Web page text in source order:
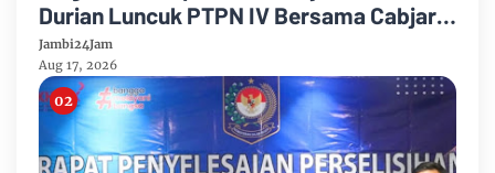
Durian Luncuk PTPN IV Bersama Cabjari
Batanghari Gelar Sosialisasi Hukum
Jambi24Jam
Aug 17, 2026